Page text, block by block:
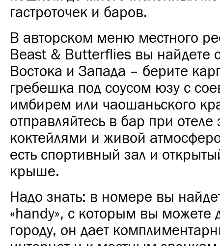
гастроточек и баров.
В авторском меню местного
Beast & Butterflies вы найдете
Востока и Запада – берите
гребешка под соусом юзу с
имбирем или чаошаньского
отправляйтесь в бар при
коктейлями и живой
есть спортивный зал и
крыше.
Надо знать: в номере вы
«handy», с которым вы можете
городу, он дает